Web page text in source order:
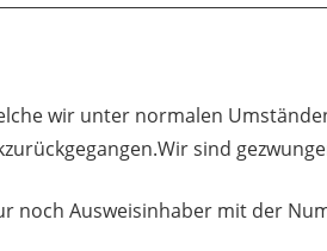
wir unter normalen
sind
noch Ausweisinhaber mit der